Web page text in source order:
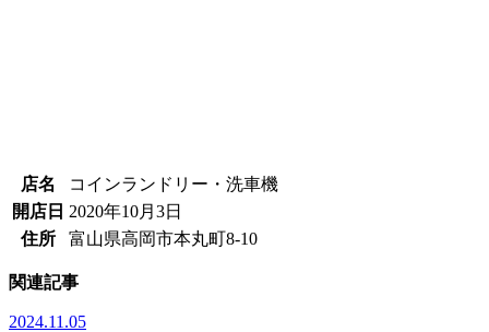
店名
コインランドリー・洗車機
開店日 2020年10月3日
住所
富山県高岡市本丸町8-10
関連記事
2024.11.05